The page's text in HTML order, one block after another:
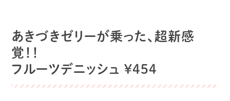
あきづきゼリーが乗った、超新感
覚！！
フルーツデニッシュ ¥454